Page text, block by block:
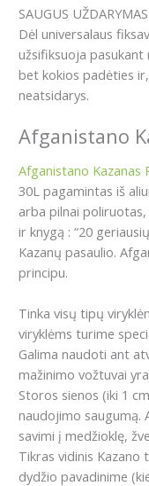
SAUGUS UŽDARYMAS
Dėl universalaus
užsifiksuoja pasukant
bet kokios padėties
neatsidarys.
Afganistano
Afganistano Kazanas
30L pagamintas iš
arba pilnai
ir knygą : “20
Kazanų pasaulio.
principu.
Tinka visų tipų
viryklėms turime
Galima naudoti ant
mažinimo vožtuvai
Storos sienos (iki 1
naudojimo saugumą.
savimi į medžioklę,
Tikras vidinis Kazano
dydžio pavadinime